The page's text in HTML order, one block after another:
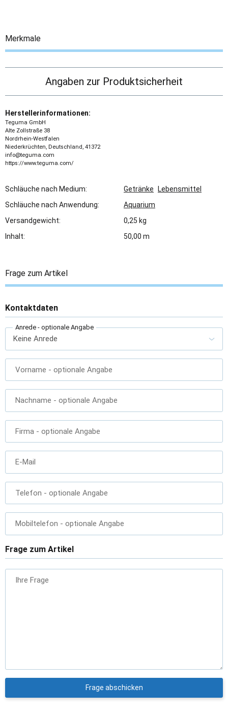
Merkmale
Angaben zur Produktsicherheit
Herstellerinformationen:
Teguma GmbH
Alte Zollstraße 38
Nordrhein-Westfalen
Niederkrüchten, Deutschland, 41372
info@teguma.com
https://www.teguma.com/
Schläuche nach Medium: Getränke
Lebensmittel
Schläuche nach Anwendung:
Aquarium
Versandgewicht:
0,25 kg
Inhalt:
50,00 m
Frage zum Artikel
Kontaktdaten
Anrede - optionale Angabe
Vorname - optionale Angabe
Nachname - optionale Angabe
Firma - optionale Angabe
E-Mail
Telefon - optionale Angabe
Mobiltelefon - optionale Angabe
Frage zum Artikel
Ihre Frage
Frage abschicken